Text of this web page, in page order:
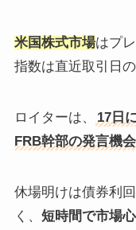
米国株式市場はプ
指数は直近取引日
ロイターは、
17日
FRB幹部の発言機
休場明けは債券利
く、 短時間で市場